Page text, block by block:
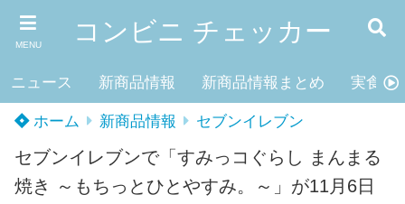
MENU コンビニ チェッカー
ニュース 新商品情報 新商品情報まとめ 実食レ
ホーム 新商品情報 セブンイレブン
セブンイレブンで「すみっコぐらし まんまる
焼き ～もちっとひとやすみ。～」が11月6日